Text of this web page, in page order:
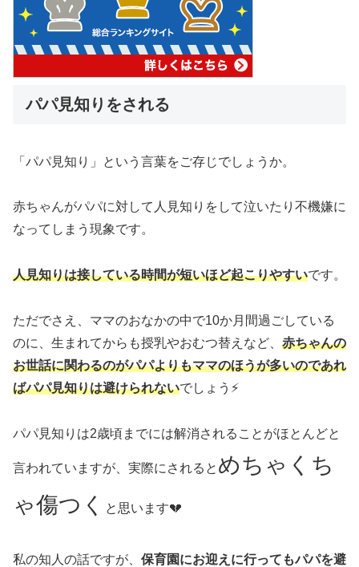
パパ見知りをされる
「パパ見知り」という言葉をご存じでしょうか。
赤ちゃんがパパに対して人見知りをして泣いたり不機嫌に
なってしまう現象です。
人見知りは接している時間が短いほど起こりやすいです。
ただでさえ、ママのおなかの中で10か月間過ごしている
のに、生まれてからも授乳やおむつ替えなど、 赤ちゃんの
お世話に関わるのがパパよりもママのほうが多いのであれ
ばパパ見知りは避けられないでしょう⚡
パパ見知りは2歳頃までには解消されることがほとんどと
言われていますが、実際にされると めちゃくち
ゃ傷つく
と思います💔
私の知人の話ですが、 保育園にお迎えに行ってもパパを避